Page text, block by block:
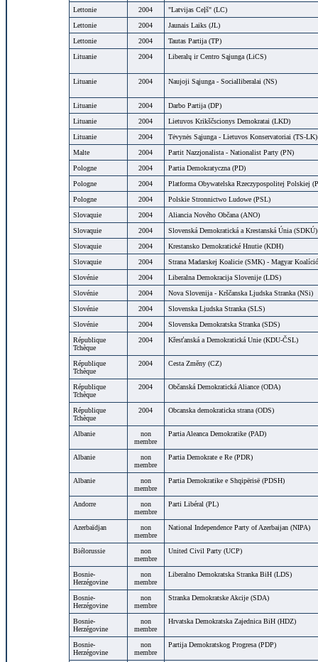
Lettonie 2004
"Latvijas Ceļš" (LC)
Lettonie
2004
Jaunais Laiks (JL)
Lettonie
2004
Tautas Partija (TP)
Lituanie
2004 Liberalų ir Centro Sąjunga (LiCS)
Lituanie 2004 Naujoji Sąjunga - Socialliberalai (NS)
Lituanie 2004
Darbo Partija (DP)
Lituanie
2004
Lietuvos Krikščscionys Demokratai (LKD)
Lituanie
2004
Tėvynės Sąjunga - Lietuvos Konservatoriai (TS-LK)
Malte
2004
Partit Nazzjonalista - Nationalist Party (PN)
Pologne
2004
Partia Demokratyczna (PD)
Pologne
2004
Platforma Obywatelska Rzeczypospolitej Polskiej
Pologne
2004
Polskie Stronnictwo Ludowe (PSL)
Slovaquie
2004
Aliancia Nového Občana (ANO)
Slovaquie
2004
Slovenská Demokratická a Krestanská Únia (SDKÚ)
Slovaquie
2004
Krestansko Demokratické Hnutie (KDH)
Slovaquie
2004
Strana Madarskej Koalicie (SMK) - Magyar
Slovénie
2004
Liberalna Demokracija Slovenije (LDS)
Slovénie
2004
Nova Slovenija - Krščanska Ljudska Stranka (NSi)
Slovénie
2004
Slovenska Ljudska Stranka (SLS)
Slovénie
2004
Slovenska Demokratska Stranka (SDS)
République
Tchèque
2004 Křesťanská a Demokratická Unie (KDU-ČSL)
République
Tchèque
2004 Cesta Zmĕny (CZ)
République
Tchèque
2004 Občanská Demokratická Aliance (ODA)
République
Tchèque
2004 Obcanska demokraticka strana (ODS)
Albanie
non
membre
Partia Aleanca Demokratike (PAD)
Albanie
non
membre
Partia Demokrate e Re (PDR)
Albanie
non
membre
Partia Demokratike e Shqipërisë (PDSH)
Andorre
non
membre
Parti Libéral (PL)
Azerbaïdjan
non
membre
National Independence Party of Azerbaijan (NIPA)
Biélorussie
non
membre
United Civil Party (UCP)
Bosnie-
Herzégovine
non
membre
Liberalno Demokratska Stranka BiH (LDS)
Bosnie-
Herzégovine
non
membre
Stranka Demokratske Akcije (SDA)
Bosnie-
Herzégovine
non
membre
Hrvatska Demokratska Zajednica BiH (HDZ)
Bosnie-
Herzégovine
non
membre
Partija Demokratskog Progresa (PDP)